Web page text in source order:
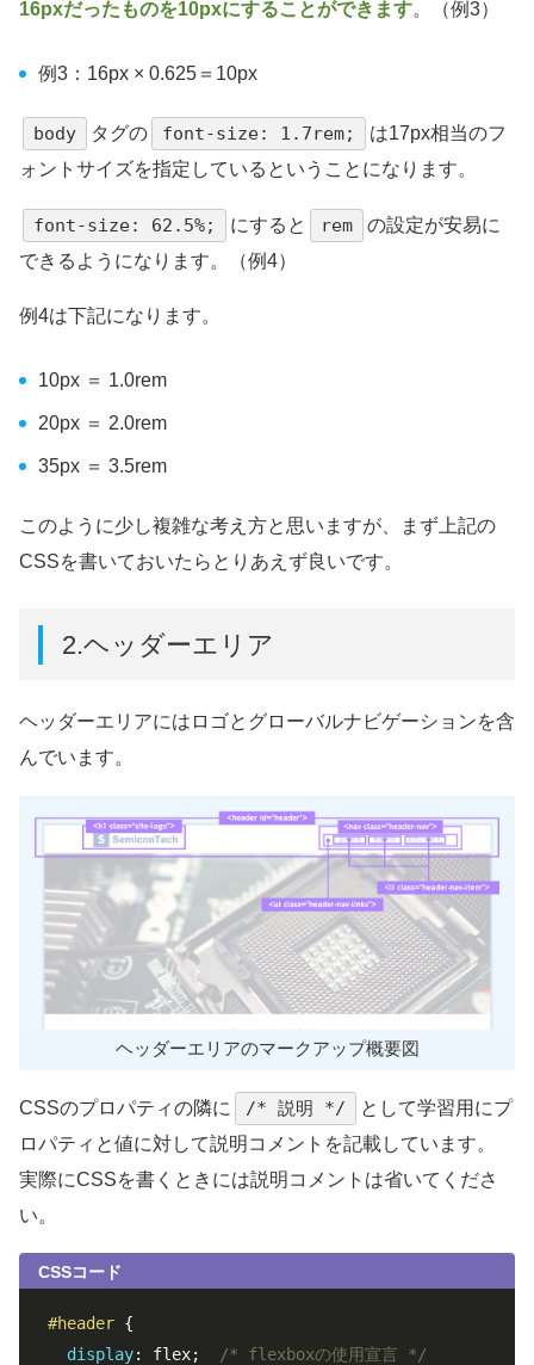
16pxだったものを10pxにすることができます。（例3）
例3：16px × 0.625＝10px
body タグの font-size: 1.7rem;
は17px相当のフ
ォントサイズを指定しているということになります。
font-size: 62.5%; にすると rem
の設定が安易に
できるようになります。（例4）
例4は下記になります。
10px ＝ 1.0rem
20px ＝ 2.0rem
35px ＝ 3.5rem
このように少し複雑な考え方と思いますが、まず上記の
CSSを書いておいたらとりあえず良いです。
2.ヘッダーエリア
ヘッダーエリアにはロゴとグローバルナビゲーションを含
んでいます。
ヘッダーエリアのマークアップ概要図
CSSのプロパティの隣に /* 説明 */
として学習用にプ
ロパティと値に対して説明コメントを記載しています。
実際にCSSを書くときには説明コメントは省いてくださ
い。
CSSコード
#header {
display: flex;
/* flexboxの使用宣言 */